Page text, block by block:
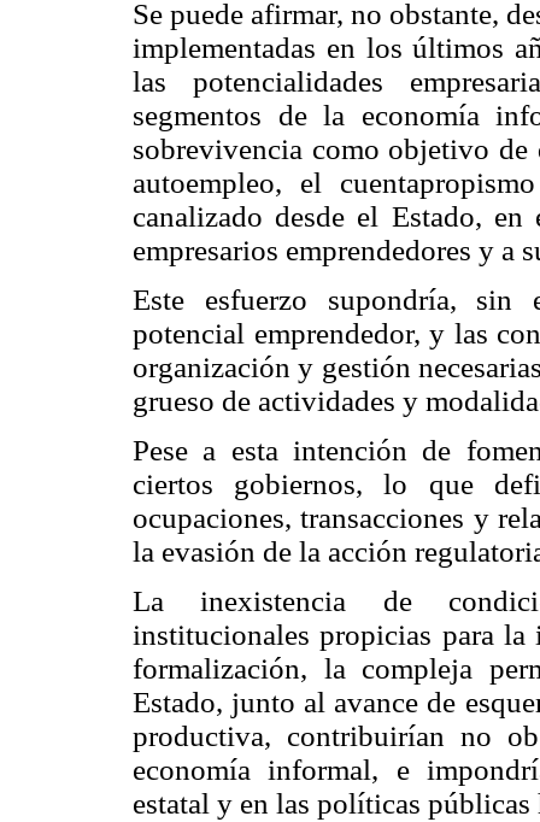
Se puede afirmar, no obstante,
implementadas en los últimos
las potencialidades
segmentos de la economía
sobrevivencia como objetivo
autoempleo, el
canalizado desde el Estado,
empresarios emprendedores y a
Este esfuerzo supondría, sin
potencial emprendedor, y las
organización y gestión
grueso de actividades y
Pese a esta intención de
ciertos gobiernos, lo que
ocupaciones, transacciones y
la evasión de la acción
La inexistencia de
institucionales propicias para
formalización, la compleja
Estado, junto al avance de
productiva, contribuirían no
economía informal, e
estatal y en las políticas públicas